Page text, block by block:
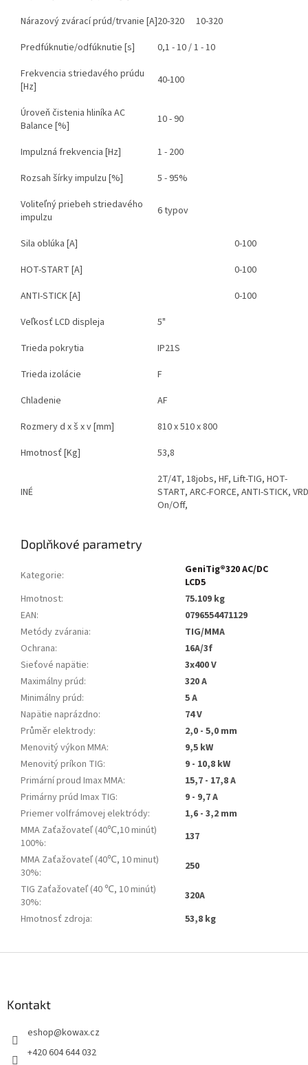
Nárazový zvárací prúd/trvanie [A]20-320
10-320
Predfúknutie/odfúknutie [s]
0,1 - 10 / 1 - 10
Frekvencia striedavého prúdu
[Hz]
40-100
Úroveň čistenia hliníka AC
Balance [%]
10 - 90
Impulzná frekvencia [Hz]
1 - 200
Rozsah šírky impulzu [%]
5 - 95%
Voliteľný priebeh striedavého
impulzu
6 typov
Sila oblúka [A]
0-100
HOT-START [A]
0-100
ANTI-STICK [A]
0-100
Veľkosť LCD displeja
5"
Trieda pokrytia
IP21S
Trieda izolácie
F
Chladenie
AF
Rozmery d x š x v [mm]
810 x 510 x 800
Hmotnosť [Kg]
53,8
INÉ
2T/4T, 18jobs, HF, Lift-TIG, HOT-
START, ARC-FORCE, ANTI-STICK, VRD
On/Off,
Doplňkové parametry
Kategorie:
GeniTig®320 AC/DC
LCD5
Hmotnost:
75.109 kg
EAN:
0796554471129
Metódy zvárania:
TIG/MMA
Ochrana:
16A/3f
Sieťové napätie:
3x400 V
Maximálny prúd:
320 A
Minimálny prúd:
5 A
Napätie naprázdno:
74 V
Průměr elektrody:
2,0 - 5,0 mm
Menovitý výkon MMA:
9,5 kW
Menovitý príkon TIG:
9 - 10,8 kW
Primární proud Imax MMA:
15,7 - 17,8 A
Primárny prúd Imax TIG:
9 - 9,7 A
Priemer volfrámovej elektródy:
1,6 - 3,2 mm
MMA Zaťažovateľ (40℃,10 minút)
100%:
137
MMA Zaťažovateľ (40℃, 10 minut)
30%:
250
TIG Zaťažovateľ (40 ℃, 10 minút)
30%:
320A
Hmotnosť zdroja: 53,8 kg
Kontakt
eshop@kowax.cz
+420 604 644 032